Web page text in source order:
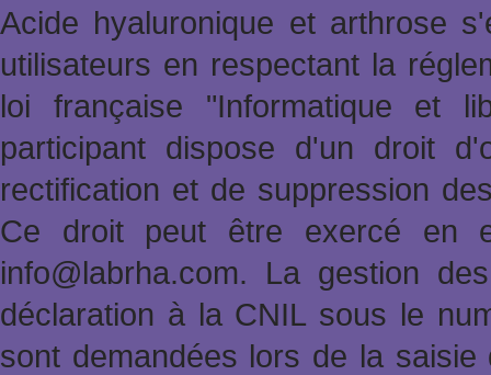
Acide hyaluronique et arthrose
utilisateurs en respectant la
loi française "Informatique et
participant dispose d'un droit
rectification et de suppression
Ce droit peut être exercé en
info@labrha.com. La gestion
déclaration à la CNIL sous le
sont demandées lors de la